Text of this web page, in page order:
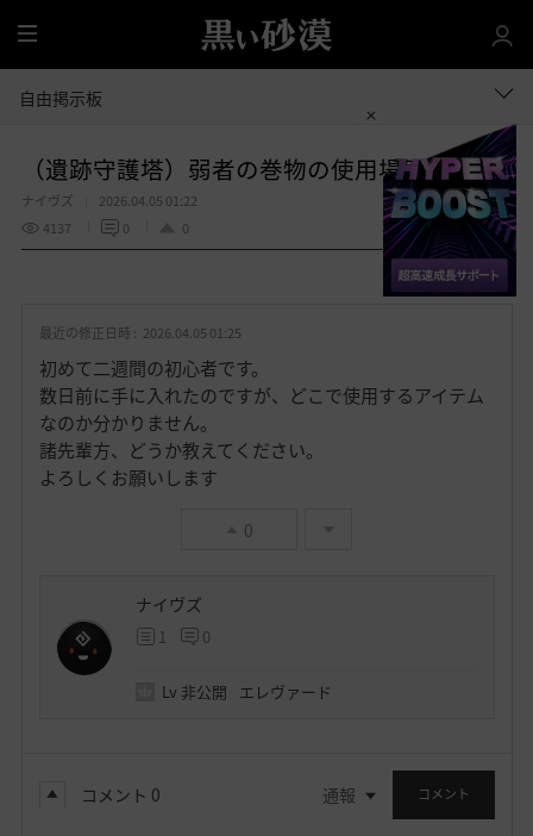
全
体
自由掲示板
（遺跡守護塔）弱者の巻物の使用場所
ナイヴズ
2026.04.05 01:22
4137
0 0
お
り
共有する
最近の修正日時 : 2026.04.05 01:25
初めて二週間の初心者です。
数日前に手に入れたのですが、どこで使用するアイテム
なのか分かりません。
諸先輩方、どうか教えてください。
よろしくお願いします
0
ナイヴズ
1 0
Lv 非公開 エレヴァード
コメント 0 通報 コメント